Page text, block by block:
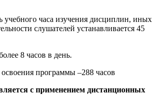
учебного часа изучения дисциплин, иных
слушателей устанавливается 45
8 часов в день.
программы –288 часов
с применением дистанционных